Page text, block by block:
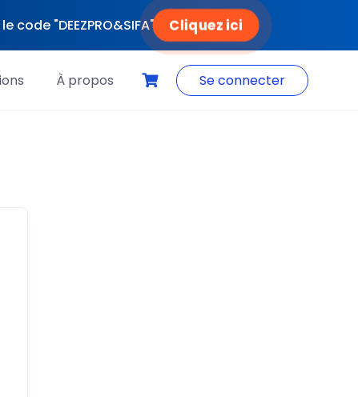
"DEEZPRO&SIFA" Cliquez ici
À propos Se connecter